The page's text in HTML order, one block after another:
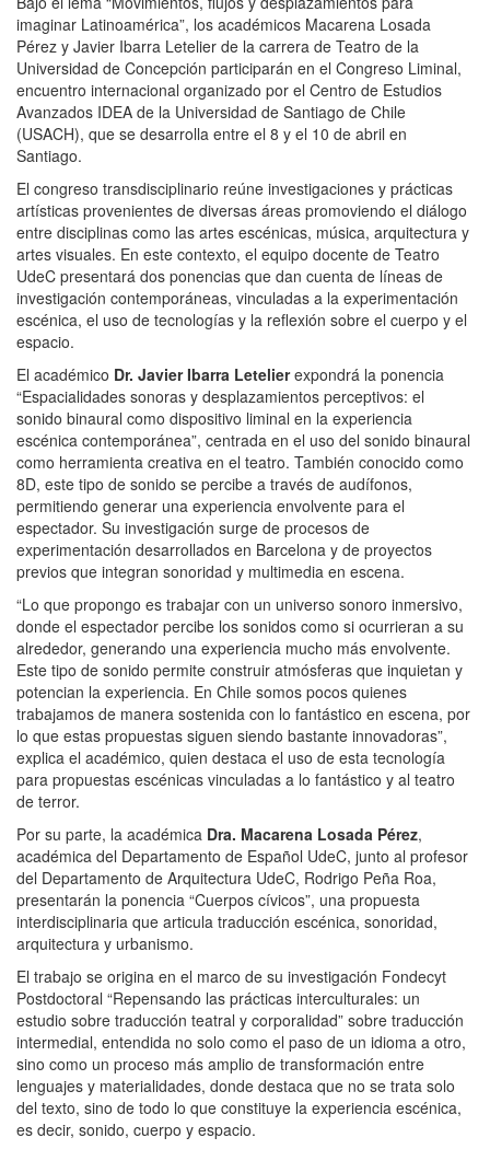
imaginar Latinoamérica”, los académicos Macarena Losada
Pérez y Javier Ibarra Letelier de la carrera de Teatro de la
Universidad de Concepción participarán en el Congreso Liminal,
encuentro internacional organizado por el Centro de Estudios
Avanzados IDEA de la Universidad de Santiago de Chile
(USACH), que se desarrolla entre el 8 y el 10 de abril en
Santiago.
El congreso transdisciplinario reúne investigaciones y prácticas
artísticas provenientes de diversas áreas promoviendo el diálogo
entre disciplinas como las artes escénicas, música, arquitectura y
artes visuales. En este contexto, el equipo docente de Teatro
UdeC presentará dos ponencias que dan cuenta de líneas de
investigación contemporáneas, vinculadas a la experimentación
escénica, el uso de tecnologías y la reflexión sobre el cuerpo y el
espacio.
El académico Dr. Javier Ibarra Letelierexpondrá la ponencia
“Espacialidades sonoras y desplazamientos perceptivos: el
sonido binaural como dispositivo liminal en la experiencia
escénica contemporánea”, centrada en el uso del sonido binaural
como herramienta creativa en el teatro. También conocido como
8D, este tipo de sonido se percibe a través de audífonos,
permitiendo generar una experiencia envolvente para el
espectador. Su investigación surge de procesos de
experimentación desarrollados en Barcelona y de proyectos
previos que integran sonoridad y multimedia en escena.
“Lo que propongo es trabajar con un universo sonoro inmersivo,
donde el espectador percibe los sonidos como si ocurrieran a su
alrededor, generando una experiencia mucho más envolvente.
Este tipo de sonido permite construir atmósferas que inquietan y
potencian la experiencia. En Chile somos pocos quienes
trabajamos de manera sostenida con lo fantástico en escena, por
lo que estas propuestas siguen siendo bastante innovadoras”,
explica el académico, quien destaca el uso de esta tecnología
para propuestas escénicas vinculadas a lo fantástico y al teatro
de terror.
Por su parte, la académica Dra. Macarena Losada Pérez,
académica del Departamento de Español UdeC, junto al profesor
del Departamento de Arquitectura UdeC, Rodrigo Peña Roa,
presentarán la ponencia “Cuerpos cívicos”, una propuesta
interdisciplinaria que articula traducción escénica, sonoridad,
arquitectura y urbanismo.
El trabajo se origina en el marco de su investigación Fondecyt
Postdoctoral “Repensando las prácticas interculturales: un
estudio sobre traducción teatral y corporalidad” sobre traducción
intermedial, entendida no solo como el paso de un idioma a otro,
sino como un proceso más amplio de transformación entre
lenguajes y materialidades, donde destaca que no se trata solo
del texto, sino de todo lo que constituye la experiencia escénica,
es decir, sonido, cuerpo y espacio.